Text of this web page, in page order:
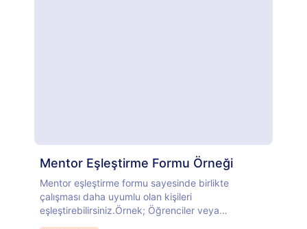
Mentor Eşleştirme Formu Örneği
Mentor eşleştirme formu sayesinde birlikte
çalışması daha uyumlu olan kişileri
eşleştirebilirsiniz.Örnek; Öğrenciler veya